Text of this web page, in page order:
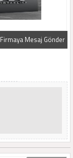
Firmaya Mesaj Gönder